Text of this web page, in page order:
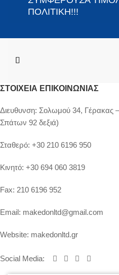
ΠΟΛΙΤΙΚΗ!!!
ΣΤΟΙΧΕΊΑ ΕΠΙΚΟΙΝΩΝΊΑΣ
Διευθυνση: Σολωμού 34, Γέρακας
Σπάτων 92 δεξιά)
Σταθερό: +30 210 6196 950
Κινητό: +30 694 060 3819
Fax: 210 6196 952
Email: makedonltd@gmail.com
Website: makedonltd.gr
Social Media: